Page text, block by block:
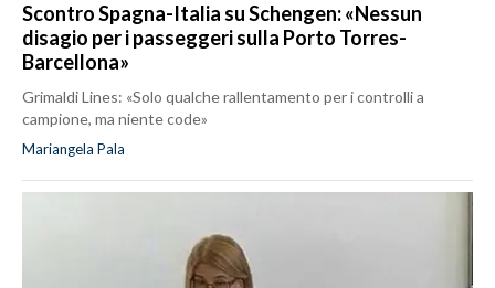
Scontro Spagna-Italia su Schengen: «Nessun
disagio per i passeggeri sulla Porto Torres-
Barcellona»
Grimaldi Lines: «Solo qualche rallentamento per i controlli a
campione, ma niente code»
Mariangela Pala